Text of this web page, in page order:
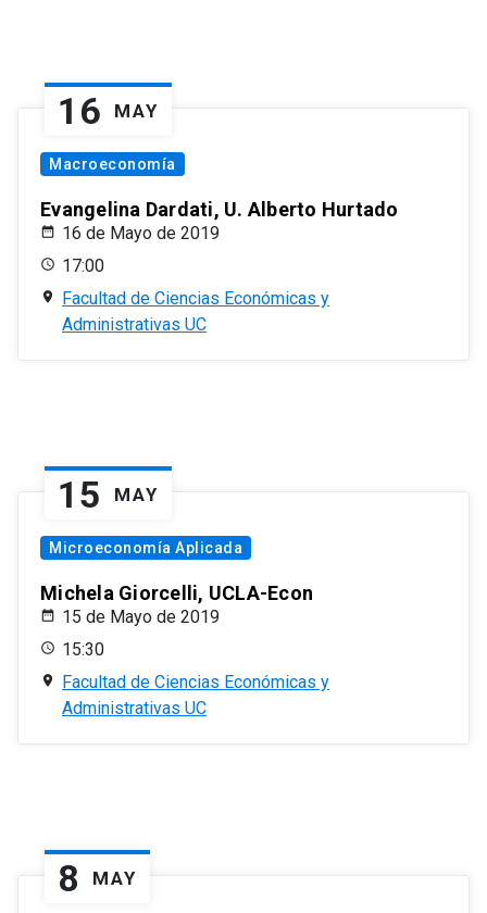
16 MAY
Macroeconomía
Evangelina Dardati, U. Alberto Hurtado
16 de Mayo de 2019
17:00
Facultad de Ciencias Económicas y
Administrativas UC
15 MAY
Microeconomía Aplicada
Michela Giorcelli, UCLA-Econ
15 de Mayo de 2019
15:30
Facultad de Ciencias Económicas y
Administrativas UC
8 MAY